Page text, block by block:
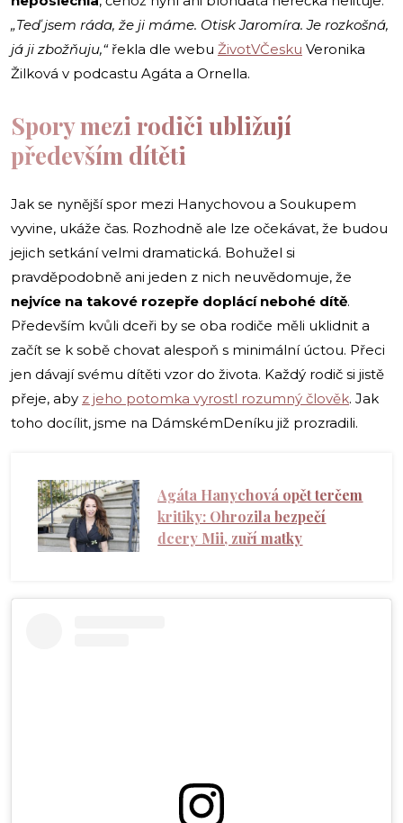
„Teď jsem ráda, že ji máme. Otisk Jaromíra. Je rozkošná,
já ji zbožňuju,“řekla dle webu ŽivotVČesku Veronika
Žilková v podcastu Agáta a Ornella.
Spory mezi rodiči ubližují
především dítěti
Jak se nynější spor mezi Hanychovou a Soukupem
vyvine, ukáže čas. Rozhodně ale lze očekávat, že budou
jejich setkání velmi dramatická. Bohužel si
pravděpodobně ani jeden z nich neuvědomuje, že
nejvíce na takové rozepře doplácí nebohé dítě.
Především kvůli dceři by se oba rodiče měli uklidnit a
začít se k sobě chovat alespoň s minimální úctou. Přeci
jen dávají svému dítěti vzor do života. Každý rodič si jistě
přeje, aby z jeho potomka vyrostl rozumný člověk. Jak
toho docílit, jsme na DámskémDeníku již prozradili.
Agáta Hanychová opět terčem
kritiky: Ohrozila bezpečí
dcery Mii, zuří matky